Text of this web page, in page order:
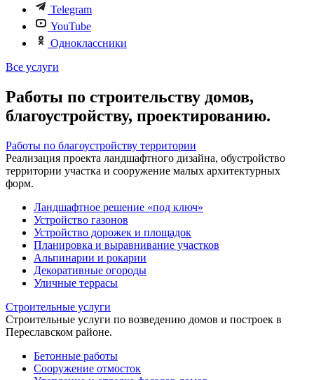
Telegram
YouTube
Одноклассники
Все услуги
Работы по строительству домов,
благоустройству, проектированию.
Работы по благоустройству территории
Реализация проекта ландшафтного дизайна, обустройство
территории участка и сооружение малых архитектурных
форм.
Ландшафтное решение «под ключ»
Устройство газонов
Устройство дорожек и площадок
Планировка и выравнивание участков
Альпинарии и рокарии
Декоративные огороды
Уличные террасы
Строительные услуги
Строительные услуги по возведению домов и построек в
Переславском районе.
Бетонные работы
Сооружение отмосток